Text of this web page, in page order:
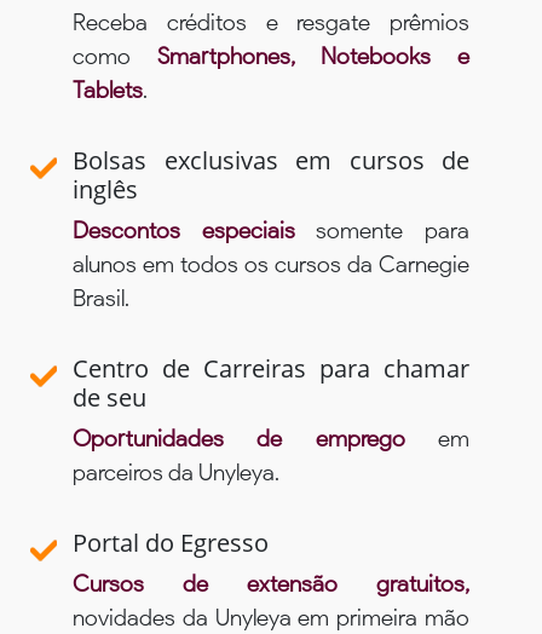
Receba créditos e resgate prêmios
como Smartphones, Notebooks e
Tablets.
Bolsas exclusivas em cursos de
inglês
Descontos especiaissomente para
alunos em todos os cursos da Carnegie
Brasil.
Centro de Carreiras para chamar
de seu
Oportunidades de empregoem
parceiros da Unyleya.
Portal do Egresso
Cursos de extensão gratuitos,
novidades da Unyleya em primeira mão